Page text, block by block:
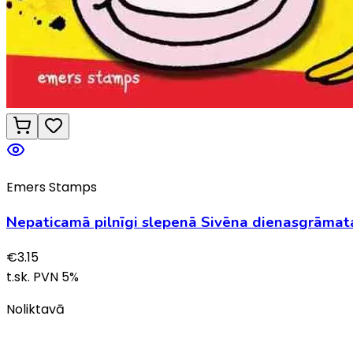
Emers Stamps
Nepaticamā pilnīgi slepenā Sivēna
€3.15
t.sk. PVN 5%
Noliktavā